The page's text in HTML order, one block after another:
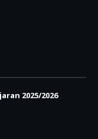
2025/2026